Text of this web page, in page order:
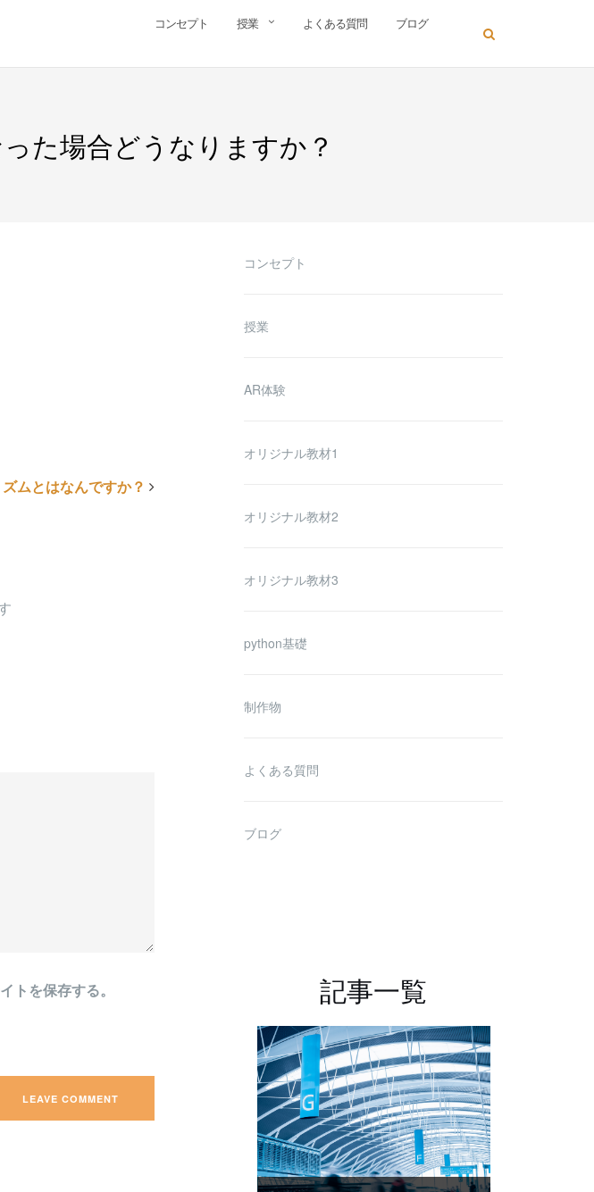
コンセプト 授業 よくある質問 ブログ
た場合どうなりますか？
ムとはなんですか？
トを保存する。
コンセプト
授業
AR体験
オリジナル教材1
オリジナル教材2
オリジナル教材3
python基礎
制作物
よくある質問
ブログ
記事一覧